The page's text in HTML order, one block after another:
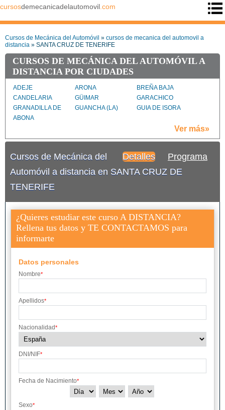
cursosdemecanicadelautomovil .com
Cursos de Mecánica del Automóvil » cursos de mecanica del automovil a
distancia » SANTA CRUZ DE TENERIFE
CURSOS DE MECÁNICA DEL AUTOMÓVIL A
DISTANCIA POR CIUDADES
ADEJE ARONA
BREÑA BAJA
CANDELARIA
GÜIMAR
GARACHICO
GRANADILLA DE
ABONA
GUANCHA (LA) GUIA DE ISORA
ARIDANE (LOS)
ACENTEJO (LA)
CRUZ
PUNTAGORDA
REALEJOS (LOS)
SAN ANDRES Y
SAN CRISTOBAL DE
SANTA CRUZ DE LA
PALMA
SANTA CRUZ DE
TENERIFE ciudad
SANTA URSULA
SAUZAL (EL) TACORONTE
TEGUESTE
VALVERDE
ACENTEJO (LA)
Ver más»
Detalles Programa
Cursos de Mecánica del
Automóvil a distancia en SANTA CRUZ DE
TENERIFE
¿Quieres estudiar este curso A DISTANCIA?
Rellena tus datos y TE CONTACTAMOS para
informarte
Datos personales
Nombre*
Apellidos*
Nacionalidad*
DNI/NIF*
Fecha de Nacimiento*
Sexo*